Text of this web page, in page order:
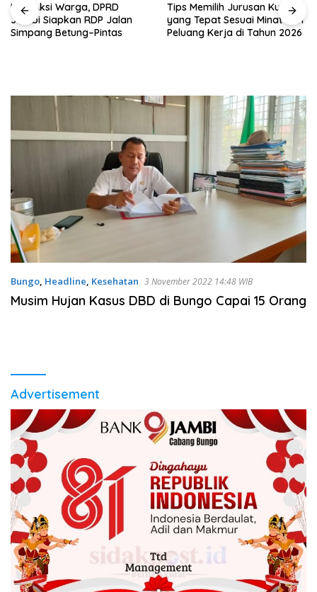
Usai Aksi Warga, DPRD
Jambi Siapkan RDP Jalan
Simpang Betung–Pintas
Tips Memilih Jurusan Kuliah
yang Tepat Sesuai Minat dan
Peluang Kerja di Tahun 2026
Bungo, Headline, Kesehatan 3 November 2022 14:48 WIB
Musim Hujan Kasus DBD di Bungo Capai 15 Orang
Advertisement